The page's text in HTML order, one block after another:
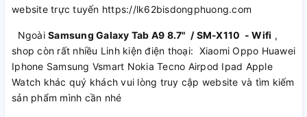
website trực tuyến https://lk62bisdongphuong.com
Ngoài Samsung Galaxy Tab A9 8.7" / SM-X110 - Wifi ,
shop còn rất nhiều Linh kiện điện thoại: Xiaomi Oppo Huawei
Iphone Samsung Vsmart Nokia Tecno Airpod Ipad Apple
Watch khác quý khách vui lòng truy cập website và tìm kiếm
sản phẩm mình cần nhé